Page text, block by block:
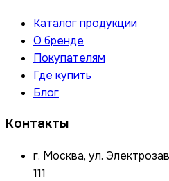
Каталог продукции
О бренде
Покупателям
Где купить
Блог
Контакты
г. Москва, ул.
111